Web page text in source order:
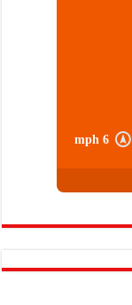
6 mph